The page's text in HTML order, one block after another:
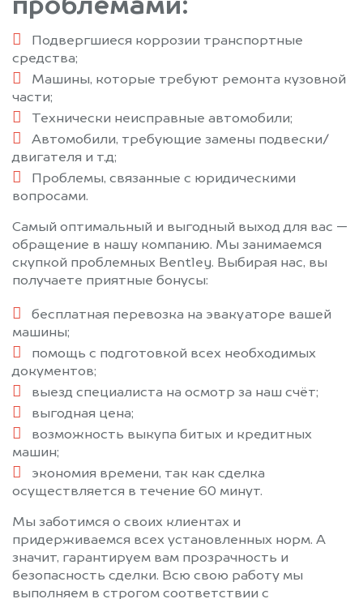
проблемами:
Подвергшиеся коррозии транспортные
средства;
Машины, которые требуют ремонта кузовной
части;
Технически неисправные автомобили;
Автомобили, требующие замены подвески/
двигателя и т.д;
Проблемы, связанные с юридическими
вопросами.
Самый оптимальный и выгодный выход для вас —
обращение в нашу компанию. Мы занимаемся
скупкой проблемных Bentley. Выбирая нас, вы
получаете приятные бонусы:
бесплатная перевозка на эвакуаторе вашей
машины;
помощь с подготовкой всех необходимых
документов;
выезд специалиста на осмотр за наш счёт;
выгодная цена;
возможность выкупа битых и кредитных
машин;
экономия времени, так как сделка
осуществляется в течение 60 минут.
Мы заботимся о своих клиентах и
придерживаемся всех установленных норм. А
значит, гарантируем вам прозрачность и
безопасность сделки. Всю свою работу мы
выполняем в строгом соответствии с